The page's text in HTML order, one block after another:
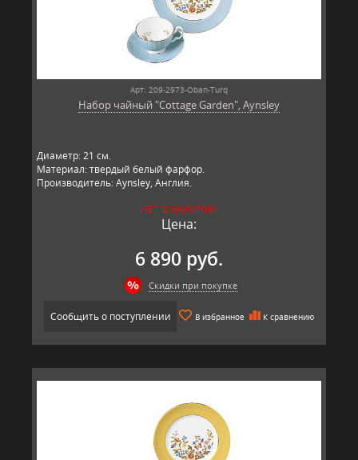
Арт: 209-2973-Oban-Turq
Набор чайный "Cottage Garden", Aynsley
Диаметр: 21 см.
Материал: твердый белый фарфор.
Производитель: Aynsley, Англия.
НЕТ В НАЛИЧИИ
Цена:
6 890 руб.
Скидки при покупке
Сообщить о поступлении В избранное К сравнению